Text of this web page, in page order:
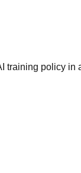
training policy in